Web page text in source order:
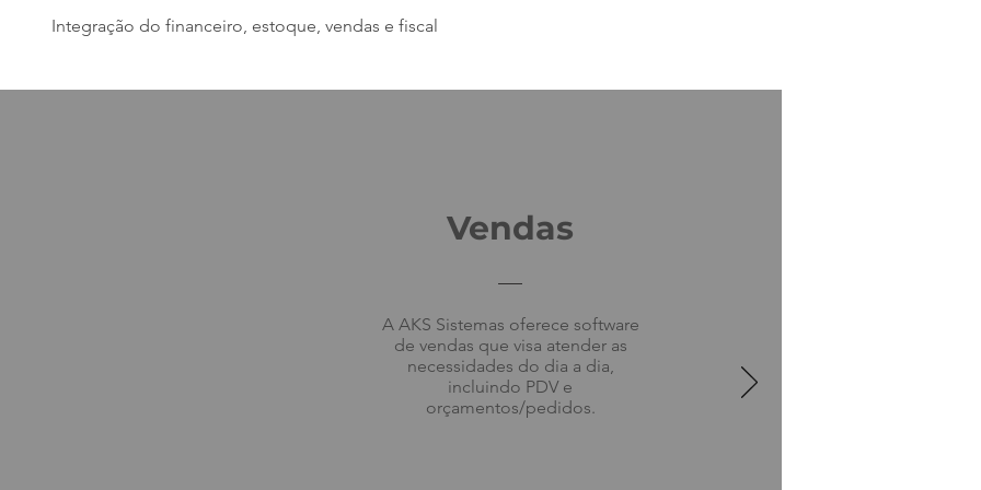
Integração do financeiro, estoque, vendas e fiscal
Vendas
A AKS Sistemas oferece software
de vendas que visa atender as
necessidades do dia a dia,
incluindo PDV e
orçamentos/pedidos.